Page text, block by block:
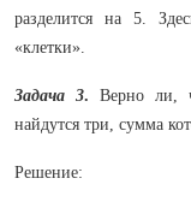
разделится на 5.
«клетки».
Задача 3. Верно ли,
найдутся три, сумма
Решение: